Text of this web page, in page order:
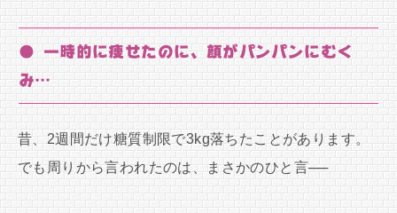
● 一時的に痩せたのに、顔がパンパンにむく
み…
昔、2週間だけ糖質制限で3kg落ちたことがあります。
でも周りから言われたのは、まさかのひと言──